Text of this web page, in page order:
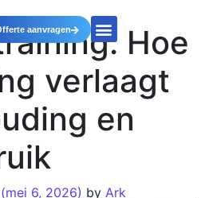
aanvragen
Hoe
verlaagt
en
(mei 6, 2026) by Ark